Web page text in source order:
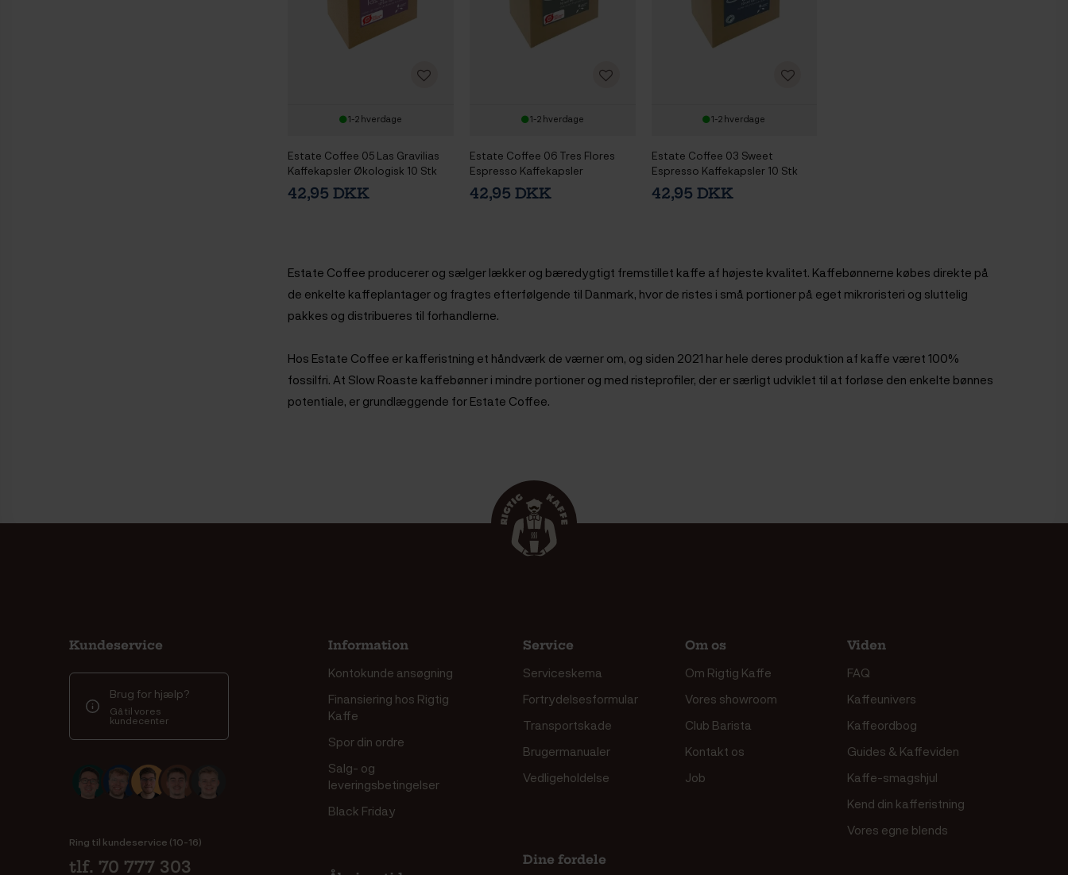
1-2 hverdage
Estate Coffee 05 Las Gravilias
Kaffekapsler Økologisk 10 Stk
42,95 DKK
1-2 hverdage
Estate Coffee 06 Tres Flores
Espresso Kaffekapsler
Økologisk 10 Stk
42,95 DKK
1-2 hverdage
Estate Coffee 03 Sweet
Espresso Kaffekapsler 10 Stk
42,95 DKK
Estate Coffee producerer og sælger lækker og bæredygtigt fremstillet kaffe af højeste kvalitet. Kaffebønnerne købes direkte på
de enkelte kaffeplantager og fragtes efterfølgende til Danmark, hvor de ristes i små portioner på eget mikroristeri og sluttelig
pakkes og distribueres til forhandlerne.
Hos Estate Coffee er kafferistning et håndværk de værner om, og siden 2021 har hele deres produktion af kaffe været 100%
fossilfri. At Slow Roaste kaffebønner i mindre portioner og med risteprofiler, der er særligt udviklet til at forløse den enkelte bønnes
potentiale, er grundlæggende for Estate Coffee.
Kundeservice
Brug for hjælp?
Gå til vores
kundecenter
Ring til kundeservice (10-16)
tlf. 70 777 303
Information
Kontokunde ansøgning
Finansiering hos Rigtig
Kaffe
Spor din ordre
Salg- og
leveringsbetingelser
Black Friday
Service
Serviceskema
Fortrydelsesformular
Transportskade
Brugermanualer
Vedligeholdelse
Dine fordele
Om os
Om Rigtig Kaffe
Vores showroom
Club Barista
Kontakt os
Job
Viden
FAQ
Kaffeunivers
Kaffeordbog
Guides & Kaffeviden
Kaffe-smagshjul
Kend din kafferistning
Vores egne blends